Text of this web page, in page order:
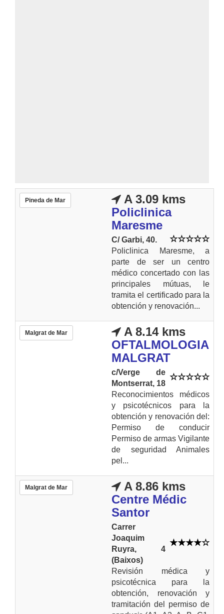
Pineda de Mar
A 3.09 kms
Policlinica
Maresme
C/ Garbi, 40.
Policlinica Maresme, a
parte de ser un centro
médico concertado con las
principales mútuas, le
tramita el certificado para la
obtención y renovación...
Malgrat de Mar
A 8.14 kms
OFTALMOLOGIA
MALGRAT
c/Verge de
Montserrat, 18
Reconocimientos médicos
y psicotécnicos para la
obtención y renovación del:
Permiso de conducir
Permiso de armas Vigilante
de seguridad Animales
pel...
Malgrat de Mar
A 8.86 kms
Centre Médic
Santor
Carrer
Joaquim
Ruyra, 4
(Baixos)
Revisión médica y
psicotécnica para la
obtención, renovación y
tramitación del permiso de